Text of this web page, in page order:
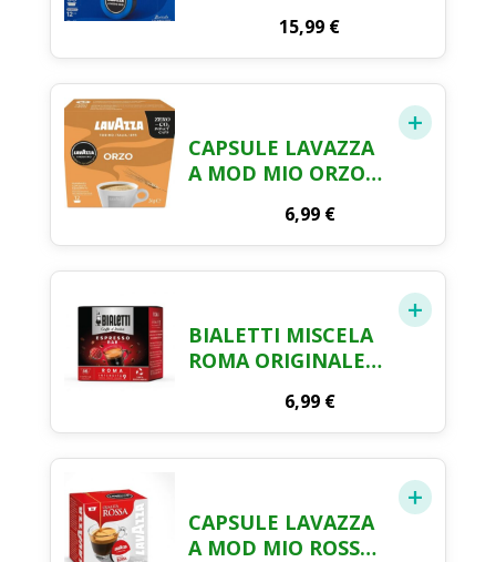
15,99 €
CAPSULE LAVAZZA
A MOD MIO ORZO
6,99 €
BIALETTI MISCELA
ROMA ORIGINALE
6,99 €
CAPSULE LAVAZZA
A MOD MIO ROSSA